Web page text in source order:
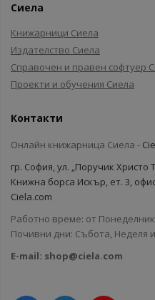
Сиела
Книжарници Сиела
Издателство Сиела
Справочен и правен софтуер
Проекти и обучения Сиела
Контакти
Онлайн книжарница Сиела -
гр. София, ул. „Поручик
Книжна борса Искър, ет. 3,
Ciela.com
Работно време: от
Почивни дни: Събота, Неделя
E-mail: shop@ciela.com